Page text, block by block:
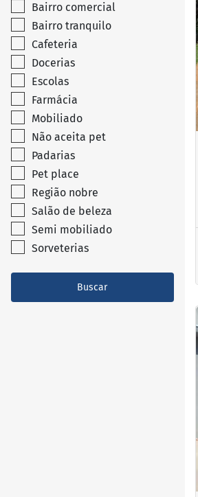
Bairro comercial
Bairro tranquilo
Cafeteria
Docerias
Escolas
Farmácia
Mobiliado
Não aceita pet
Padarias
Pet place
Região nobre
Salão de beleza
Semi mobiliado
Sorveterias
Buscar